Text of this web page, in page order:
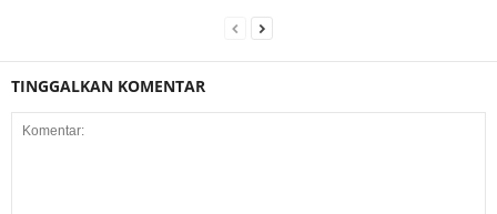
TINGGALKAN KOMENTAR